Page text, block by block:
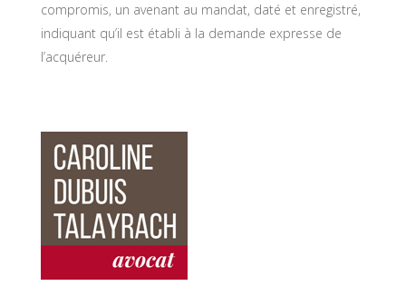
compromis, un avenant au mandat, daté et enregistré,
indiquant qu’il est établi à la demande expresse de
l’acquéreur.